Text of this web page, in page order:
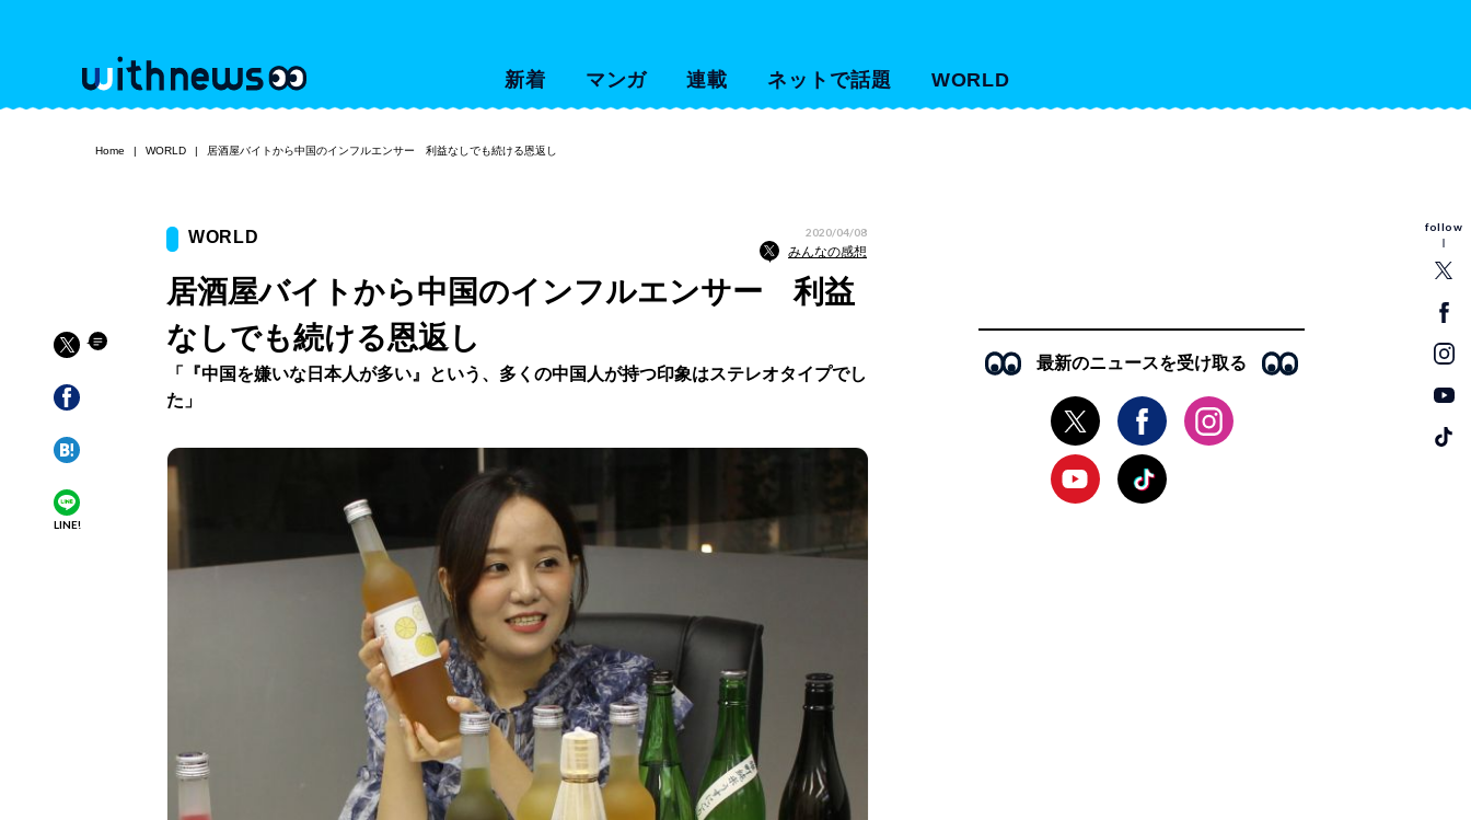
新着 マンガ 連載 ネットで話題 WORLD
follow
Home WORLD 居酒屋バイトから中国のインフルエンサー 利益なしでも続ける恩返し
LINE!
WORLD 2020/04/08
みんなの感想
居酒屋バイトから中国のインフルエンサー 利益
なしでも続ける恩返し
「『中国を嫌いな日本人が多い』という、多くの中国人が持つ印象はステレオタイプでし
た」
最新のニュースを受け取る